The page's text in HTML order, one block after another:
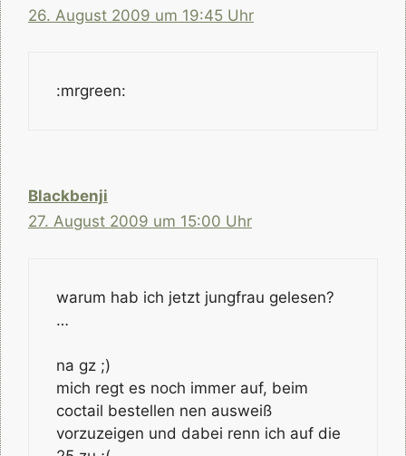
26. August 2009 um 19:45 Uhr
:mrgreen:
Blackbenji
27. August 2009 um 15:00 Uhr
warum hab ich jetzt jungfrau gelesen?
…
na gz ;)
mich regt es noch immer auf, beim
coctail bestellen nen ausweiß
vorzuzeigen und dabei renn ich auf die